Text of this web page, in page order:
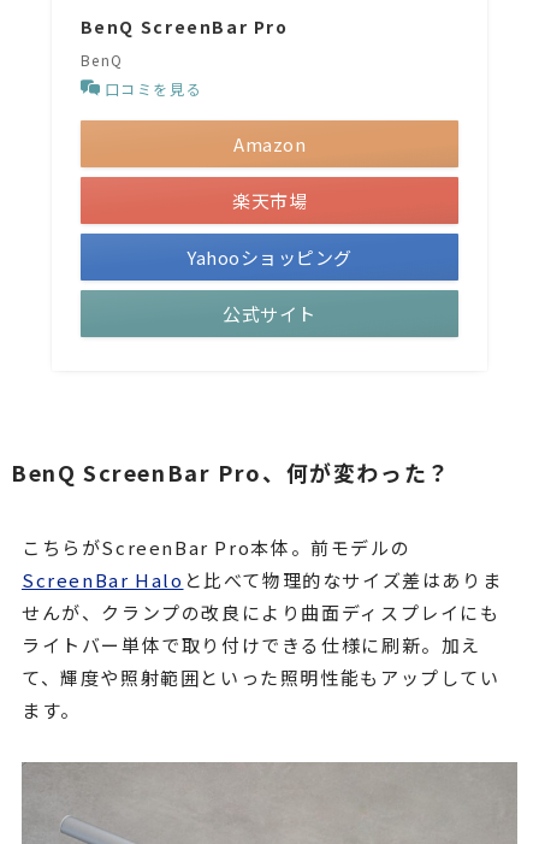
BenQ ScreenBar Pro
BenQ
口コミを見る
Amazon
楽天市場
Yahooショッピング
公式サイト
BenQ ScreenBar Pro、何が変わった？
こちらがScreenBar Pro本体。前モデルの
ScreenBar Halo と比べて物理的なサイズ差はありま
せんが、クランプの改良により曲面ディスプレイにも
ライトバー単体で取り付けできる仕様に刷新。加え
て、輝度や照射範囲といった照明性能もアップしてい
ます。